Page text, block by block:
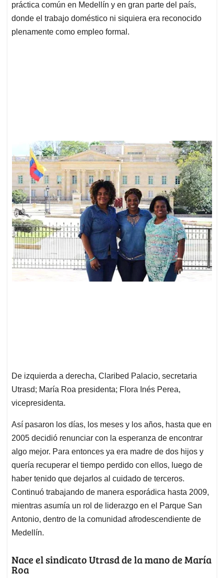
práctica común en Medellín y en gran parte del país,
donde el trabajo doméstico ni siquiera era reconocido
plenamente como empleo formal.
De izquierda a derecha, Claribed Palacio, secretaria
Utrasd; María Roa presidenta; Flora Inés Perea,
vicepresidenta.
Así pasaron los días, los meses y los años, hasta que en
2005 decidió renunciar con la esperanza de encontrar
algo mejor. Para entonces ya era madre de dos hijos y
quería recuperar el tiempo perdido con ellos, luego de
haber tenido que dejarlos al cuidado de terceros.
Continuó trabajando de manera esporádica hasta 2009,
mientras asumía un rol de liderazgo en el Parque San
Antonio, dentro de la comunidad afrodescendiente de
Medellín.
Nace el sindicato Utrasd de la mano de María
Roa